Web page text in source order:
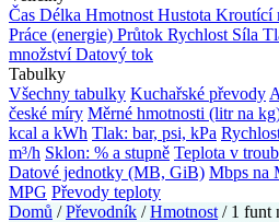
Čas Délka Hmotnost Hustota Kroutící
Práce (energie) Průtok Rychlost Síla
množstvíDatový tok
Tabulky
Všechny tabulky Kuchařské převody
české míry Měrné hmotnosti (litr na
kcal a kWh Tlak: bar, psi, kPa
m³/h Sklon: % a stupně Teplota v
Datové jednotky (MB, GiB) Mbps na
MPG Převody teploty
Domů / Převodník / Hmotnost / 1 funt